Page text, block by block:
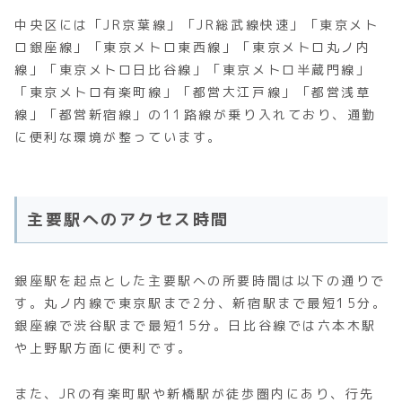
中央区には「JR京葉線」「JR総武線快速」「東京メト
ロ銀座線」「東京メトロ東西線」「東京メトロ丸ノ内
線」「東京メトロ日比谷線」「東京メトロ半蔵門線」
「東京メトロ有楽町線」「都営大江戸線」「都営浅草
線」「都営新宿線」の11路線が乗り入れており、通勤
に便利な環境が整っています。
主要駅へのアクセス時間
銀座駅を起点とした主要駅への所要時間は以下の通りで
す。丸ノ内線で東京駅まで2分、新宿駅まで最短15分。
銀座線で渋谷駅まで最短15分。日比谷線では六本木駅
や上野駅方面に便利です。
また、JRの有楽町駅や新橋駅が徒歩圏内にあり、行先